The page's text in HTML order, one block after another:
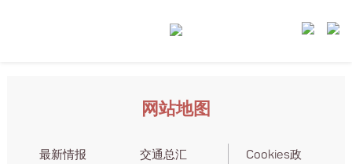
网站地图
最新情报 交通总汇
Cookies政